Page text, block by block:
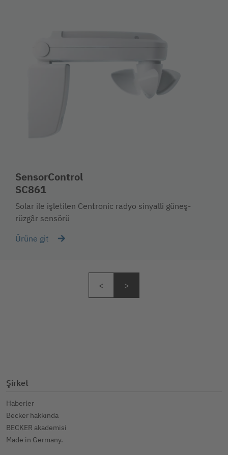
SensorControl
SC861
Solar ile işletilen Centronic radyo sinyalli güneş-
rüzgâr sensörü
Ürüne git
Şirket
Haberler
Becker hakkında
BECKER akademisi
Made in Germany.